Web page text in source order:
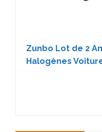
Zunbo Lot de 2
Halogènes